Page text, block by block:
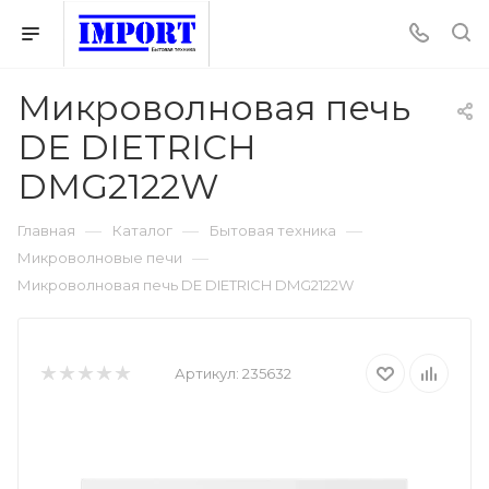
Микроволновая печь
DE DIETRICH
DMG2122W
Главная — Каталог — Бытовая техника —
Микроволновые печи —
Микроволновая печь DE DIETRICH DMG2122W
Артикул: 235632